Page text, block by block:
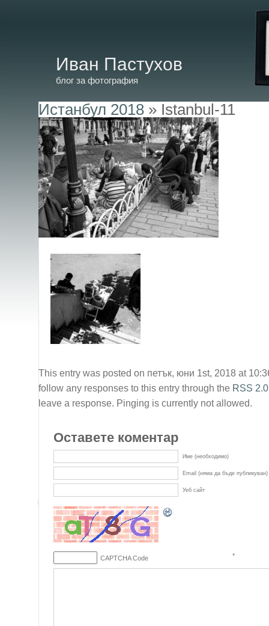
Иван Пастухов
блог за фотография
Истанбул 2018 » Istanbul-11
This entry was posted on петък, юни 1st, 2018 at
follow any responses to this entry through the RSS 2.0
leave a response. Pinging is currently not allowed.
Оставете коментар
Име (необходимо)
Email (няма да бъде
Уеб сайт
CAPTCHA Code *